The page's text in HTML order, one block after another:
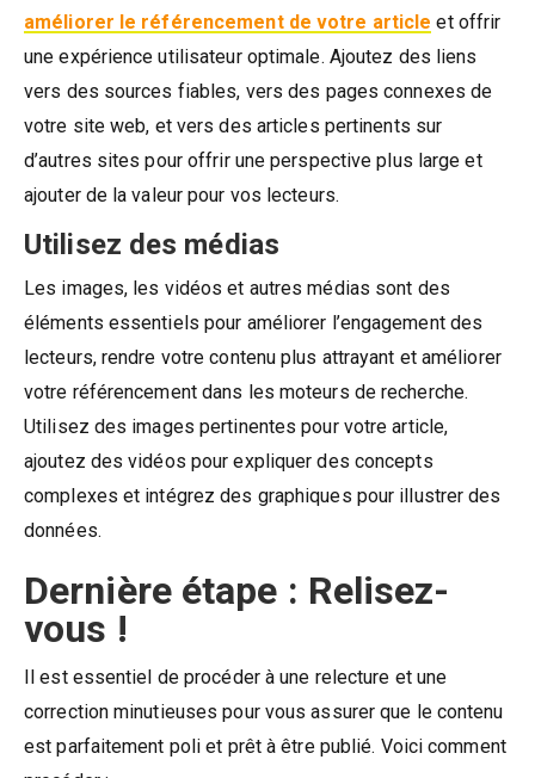
améliorer le référencement de votre article et offrir
une expérience utilisateur optimale. Ajoutez des liens
vers des sources fiables, vers des pages connexes de
votre site web, et vers des articles pertinents sur
d’autres sites pour offrir une perspective plus large et
ajouter de la valeur pour vos lecteurs.
Utilisez des médias
Les images, les vidéos et autres médias sont des
éléments essentiels pour améliorer l’engagement des
lecteurs, rendre votre contenu plus attrayant et améliorer
votre référencement dans les moteurs de recherche.
Utilisez des images pertinentes pour votre article,
ajoutez des vidéos pour expliquer des concepts
complexes et intégrez des graphiques pour illustrer des
données.
Dernière étape : Relisez-
vous !
Il est essentiel de procéder à une relecture et une
correction minutieuses pour vous assurer que le contenu
est parfaitement poli et prêt à être publié. Voici comment